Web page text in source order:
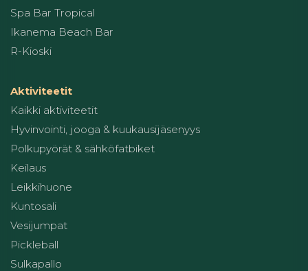
Spa Bar Tropical
Ikanema Beach Bar
R-Kioski
Aktiviteetit
Kaikki aktiviteetit
Hyvinvointi, jooga & kuukausijäsenyys
Polkupyörät & sähköfatbiket
Keilaus
Leikkihuone
Kuntosali
Vesijumpat
Pickleball
Sulkapallo